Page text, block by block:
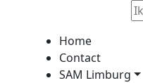
Home
Contact
SAM Limburg